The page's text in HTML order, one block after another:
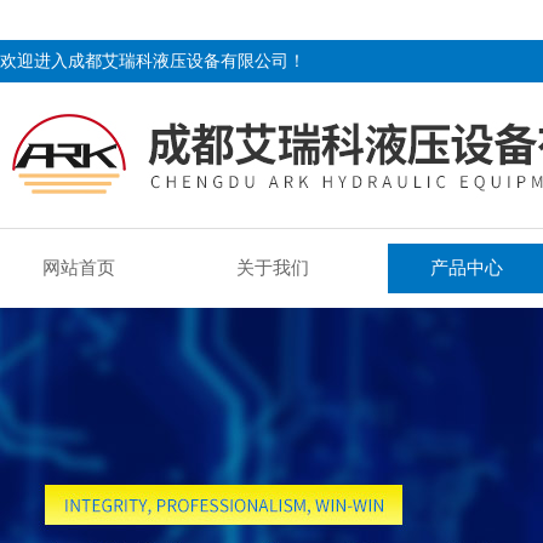
欢迎进入成都艾瑞科液压设备有限公司！
网站首页 关于我们 产品中心